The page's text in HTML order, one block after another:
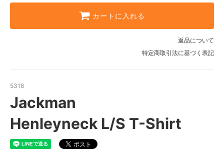
SOLD OUT
257 Golden Beige
SOLD OUT
257 Golden Beige
SOLD OUT
カートに入れる
返品について
特定商取引法に基づく表記
5318
Jackman
Henleyneck L/S T-Shirt